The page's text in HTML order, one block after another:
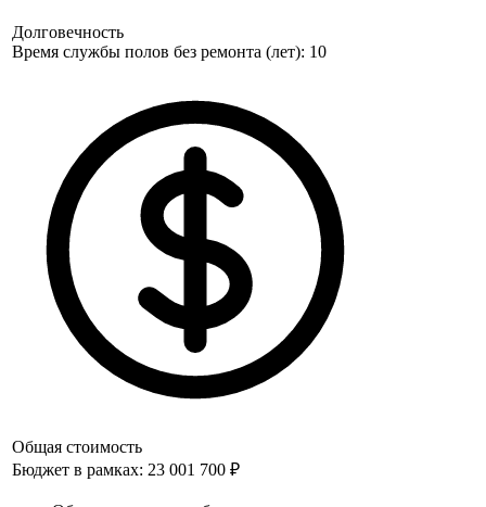
Долговечность
Время службы полов без ремонта (лет): 10
Общая стоимость
Бюджет в рамках: 23 001 700 ₽